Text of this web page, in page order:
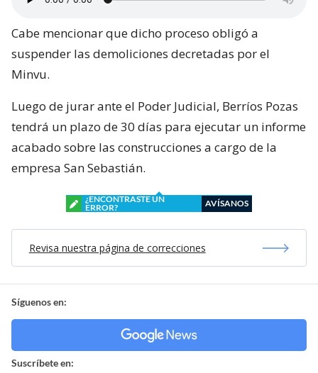
Cabe mencionar que dicho proceso obligó a
suspender las demoliciones decretadas por el
Minvu.
Luego de jurar ante el Poder Judicial, Berríos Pozas
tendrá un plazo de 30 días para ejecutar un informe
acabado sobre las construcciones a cargo de la
empresa San Sebastián.
¿ENCONTRASTE UN
ERROR?
AVÍSANOS
Revisa nuestra página de correcciones
Síguenos en:
Suscríbete en: